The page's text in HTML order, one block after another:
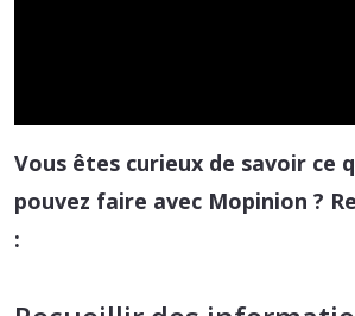
Vous êtes curieux de savoir ce
pouvez faire avec Mopinion ?
: